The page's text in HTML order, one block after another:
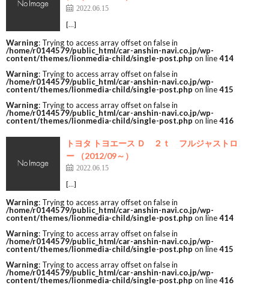
2022.06.15
[…]
Warning: Trying to access array offset on false in
/home/r0144579/public_html/car-anshin-navi.co.jp/wp-
content/themes/lionmedia-child/single-post.php on line414
Warning: Trying to access array offset on false in
/home/r0144579/public_html/car-anshin-navi.co.jp/wp-
content/themes/lionmedia-child/single-post.php on line415
Warning: Trying to access array offset on false in
/home/r0144579/public_html/car-anshin-navi.co.jp/wp-
content/themes/lionmedia-child/single-post.php on line416
トヨタ トヨエース Ｄ ２ｔ フルジャストロ
ー （2012/09～）
2022.06.15
[…]
Warning: Trying to access array offset on false in
/home/r0144579/public_html/car-anshin-navi.co.jp/wp-
content/themes/lionmedia-child/single-post.php on line414
Warning: Trying to access array offset on false in
/home/r0144579/public_html/car-anshin-navi.co.jp/wp-
content/themes/lionmedia-child/single-post.php on line415
Warning: Trying to access array offset on false in
/home/r0144579/public_html/car-anshin-navi.co.jp/wp-
content/themes/lionmedia-child/single-post.php on line416